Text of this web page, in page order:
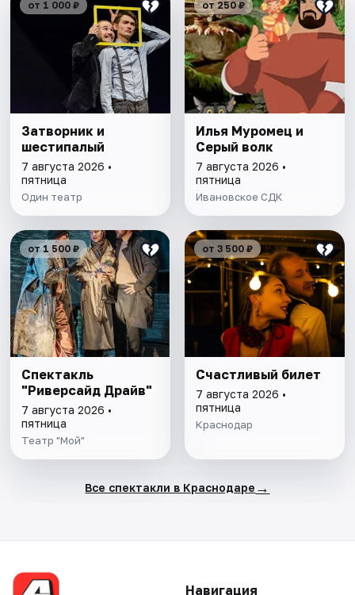
от 1 000 ₽
Затворник и
шестипалый
7 августа 2026 •
пятница
Один театр
от 250 ₽
Илья Муромец и
Серый волк
7 августа 2026 •
пятница
Ивановское СДК
от 1 500 ₽
Спектакль
"Риверсайд Драйв"
7 августа 2026 •
пятница
Театр "Мой"
от 3 500 ₽
Счастливый билет
7 августа 2026 •
пятница
Краснодар
Все спектакли в Краснодаре →
Навигация